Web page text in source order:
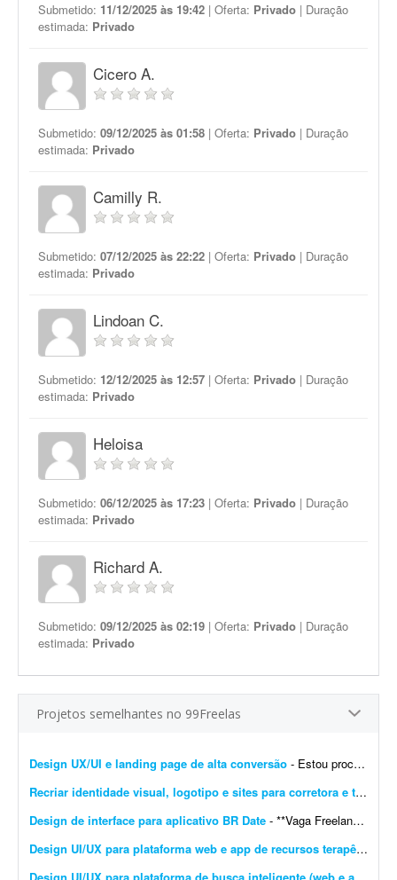
Submetido: 11/12/2025 às 19:42 | Oferta: Privado | Duração
estimada: Privado
Cicero A.
Submetido: 09/12/2025 às 01:58 | Oferta: Privado | Duração
estimada: Privado
Camilly R.
Submetido: 07/12/2025 às 22:22 | Oferta: Privado | Duração
estimada: Privado
Lindoan C.
Submetido: 12/12/2025 às 12:57 | Oferta: Privado | Duração
estimada: Privado
Heloisa
Submetido: 06/12/2025 às 17:23 | Oferta: Privado | Duração
estimada: Privado
Richard A.
Submetido: 09/12/2025 às 02:19 | Oferta: Privado | Duração
estimada: Privado
Projetos semelhantes no 99Freelas
Design UX/UI e landing page de alta conversão - Estou procurando um profissional freelancer especializado em UX/UI e landing pages para desenvolver a experiência e a interface completas do meu site. O objetivo é criar uma presen&cc...
Recriar identidade visual, logotipo e sites para corretora e transportadora
Design de interface para aplicativo BR Date - **Vaga Freelancer - Web Designer** Estamos em busca de um(a) **Web Designer Freelancer** criativo(a) e comprometido(a) para desenvolver layouts modernos e funcionais para projetos web. Projeto pa...
Design UI/UX para plataforma web e app de recursos terapêuticos infantis